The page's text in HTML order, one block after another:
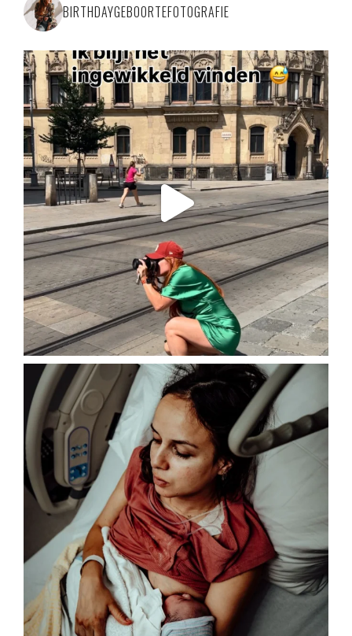
BIRTHDAYGEBOORTEFOTOGRAFIE